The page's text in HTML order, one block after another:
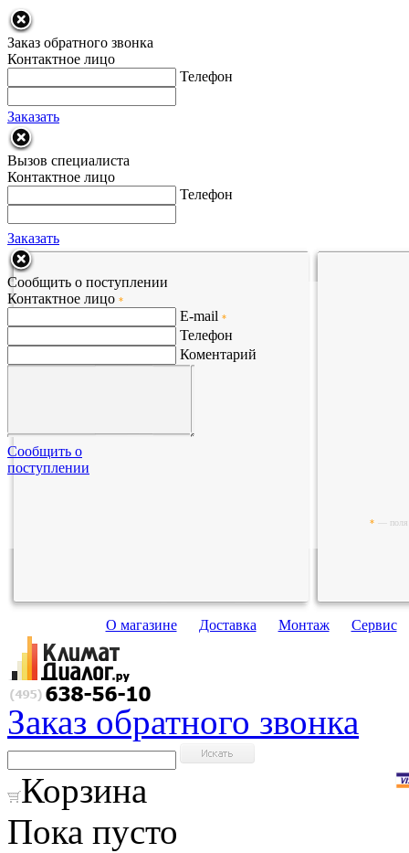
Заказ обратного звонка
Контактное лицо
Телефон
Заказать
Вызов специалиста
Контактное лицо
Телефон
Заказать
Сообщить о поступлении
Контактное лицо *
E-mail *
Телефон
Коментарий
Сообщить о
поступлении
* —
О магазине Доставка Монтаж Сервис
Заказ обратного звонка
Корзина
Пока пусто